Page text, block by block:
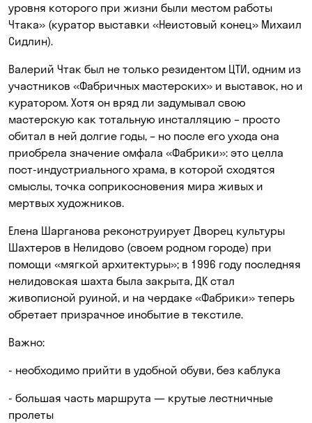
уровня которого при жизни были местом работы
Чтака» (куратор выставки «Неистовый конец» Михаил
Сидлин).
Валерий Чтак был не только резидентом ЦТИ, одним из
участников «Фабричных мастерских» и выставок, но и
куратором. Хотя он вряд ли задумывал свою
мастерскую как тотальную инсталляцию – просто
обитал в ней долгие годы, – но после его ухода она
приобрела значение омфала «Фабрики»: это целла
пост-индустриального храма, в которой сходятся
смыслы, точка соприкосновения мира живых и
мертвых художников.
Елена Шарганова реконструирует Дворец культуры
Шахтеров в Нелидово (своем родном городе) при
помощи «мягкой архитектуры»; в 1996 году последняя
нелидовская шахта была закрыта, ДК стал
живописной руиной, и на чердаке «Фабрики» теперь
обретает призрачное инобытие в текстиле.
Важно:
- необходимо прийти в удобной обуви, без каблука
- большая часть маршрута — крутые лестничные
пролеты